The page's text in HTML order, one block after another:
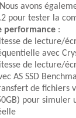
avons
pour tester la
performance :
de lecture/
avec
de lecture/
AS SSD
de fichiers
pour simuler